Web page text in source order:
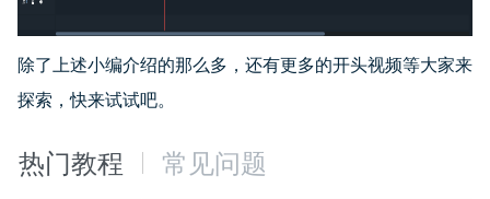
除了上述小编介绍的那么多，还有更多的开头视频等大家来
探索，快来试试吧。
热门教程 常见问题